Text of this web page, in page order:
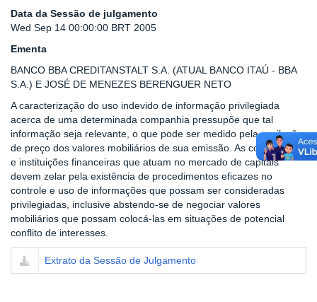
Data da Sessão de julgamento
Wed Sep 14 00:00:00 BRT 2005
Ementa
BANCO BBA CREDITANSTALT S.A. (ATUAL BANCO ITAÚ - BBA
S.A.) E JOSÉ DE MENEZES BERENGUER NETO
A caracterização do uso indevido de informação privilegiada
acerca de uma determinada companhia pressupõe que tal
informação seja relevante, o que pode ser medido pela oscilação
de preço dos valores mobiliários de sua emissão. As companhias
e instituições financeiras que atuam no mercado de capitais
devem zelar pela existência de procedimentos eficazes no
controle e uso de informações que possam ser consideradas
privilegiadas, inclusive abstendo-se de negociar valores
mobiliários que possam colocá-las em situações de potencial
conflito de interesses.
Extrato da Sessão de Julgamento